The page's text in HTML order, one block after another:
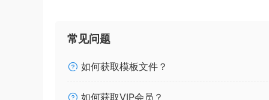
常见问题
如何获取模板文件？
如何获取VIP会员？